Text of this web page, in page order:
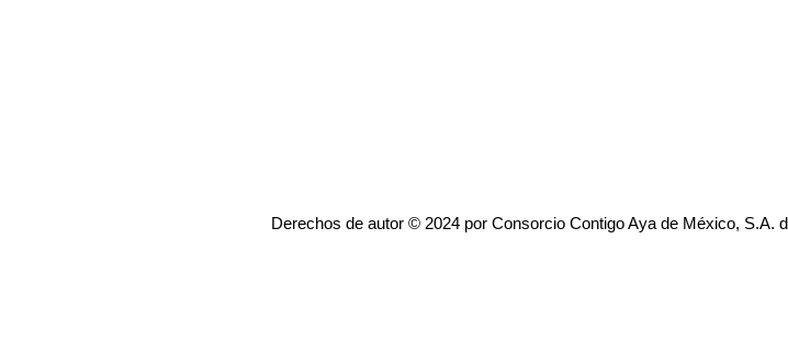
Derechos de autor © 2024 por Consorcio Contigo Aya de México, S.A.